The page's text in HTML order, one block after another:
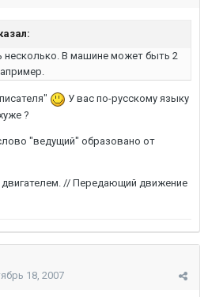
В машине может быть 2
У вас по-русскому языку
?
"ведущий" образовано от
// Передающий движение
18, 2007